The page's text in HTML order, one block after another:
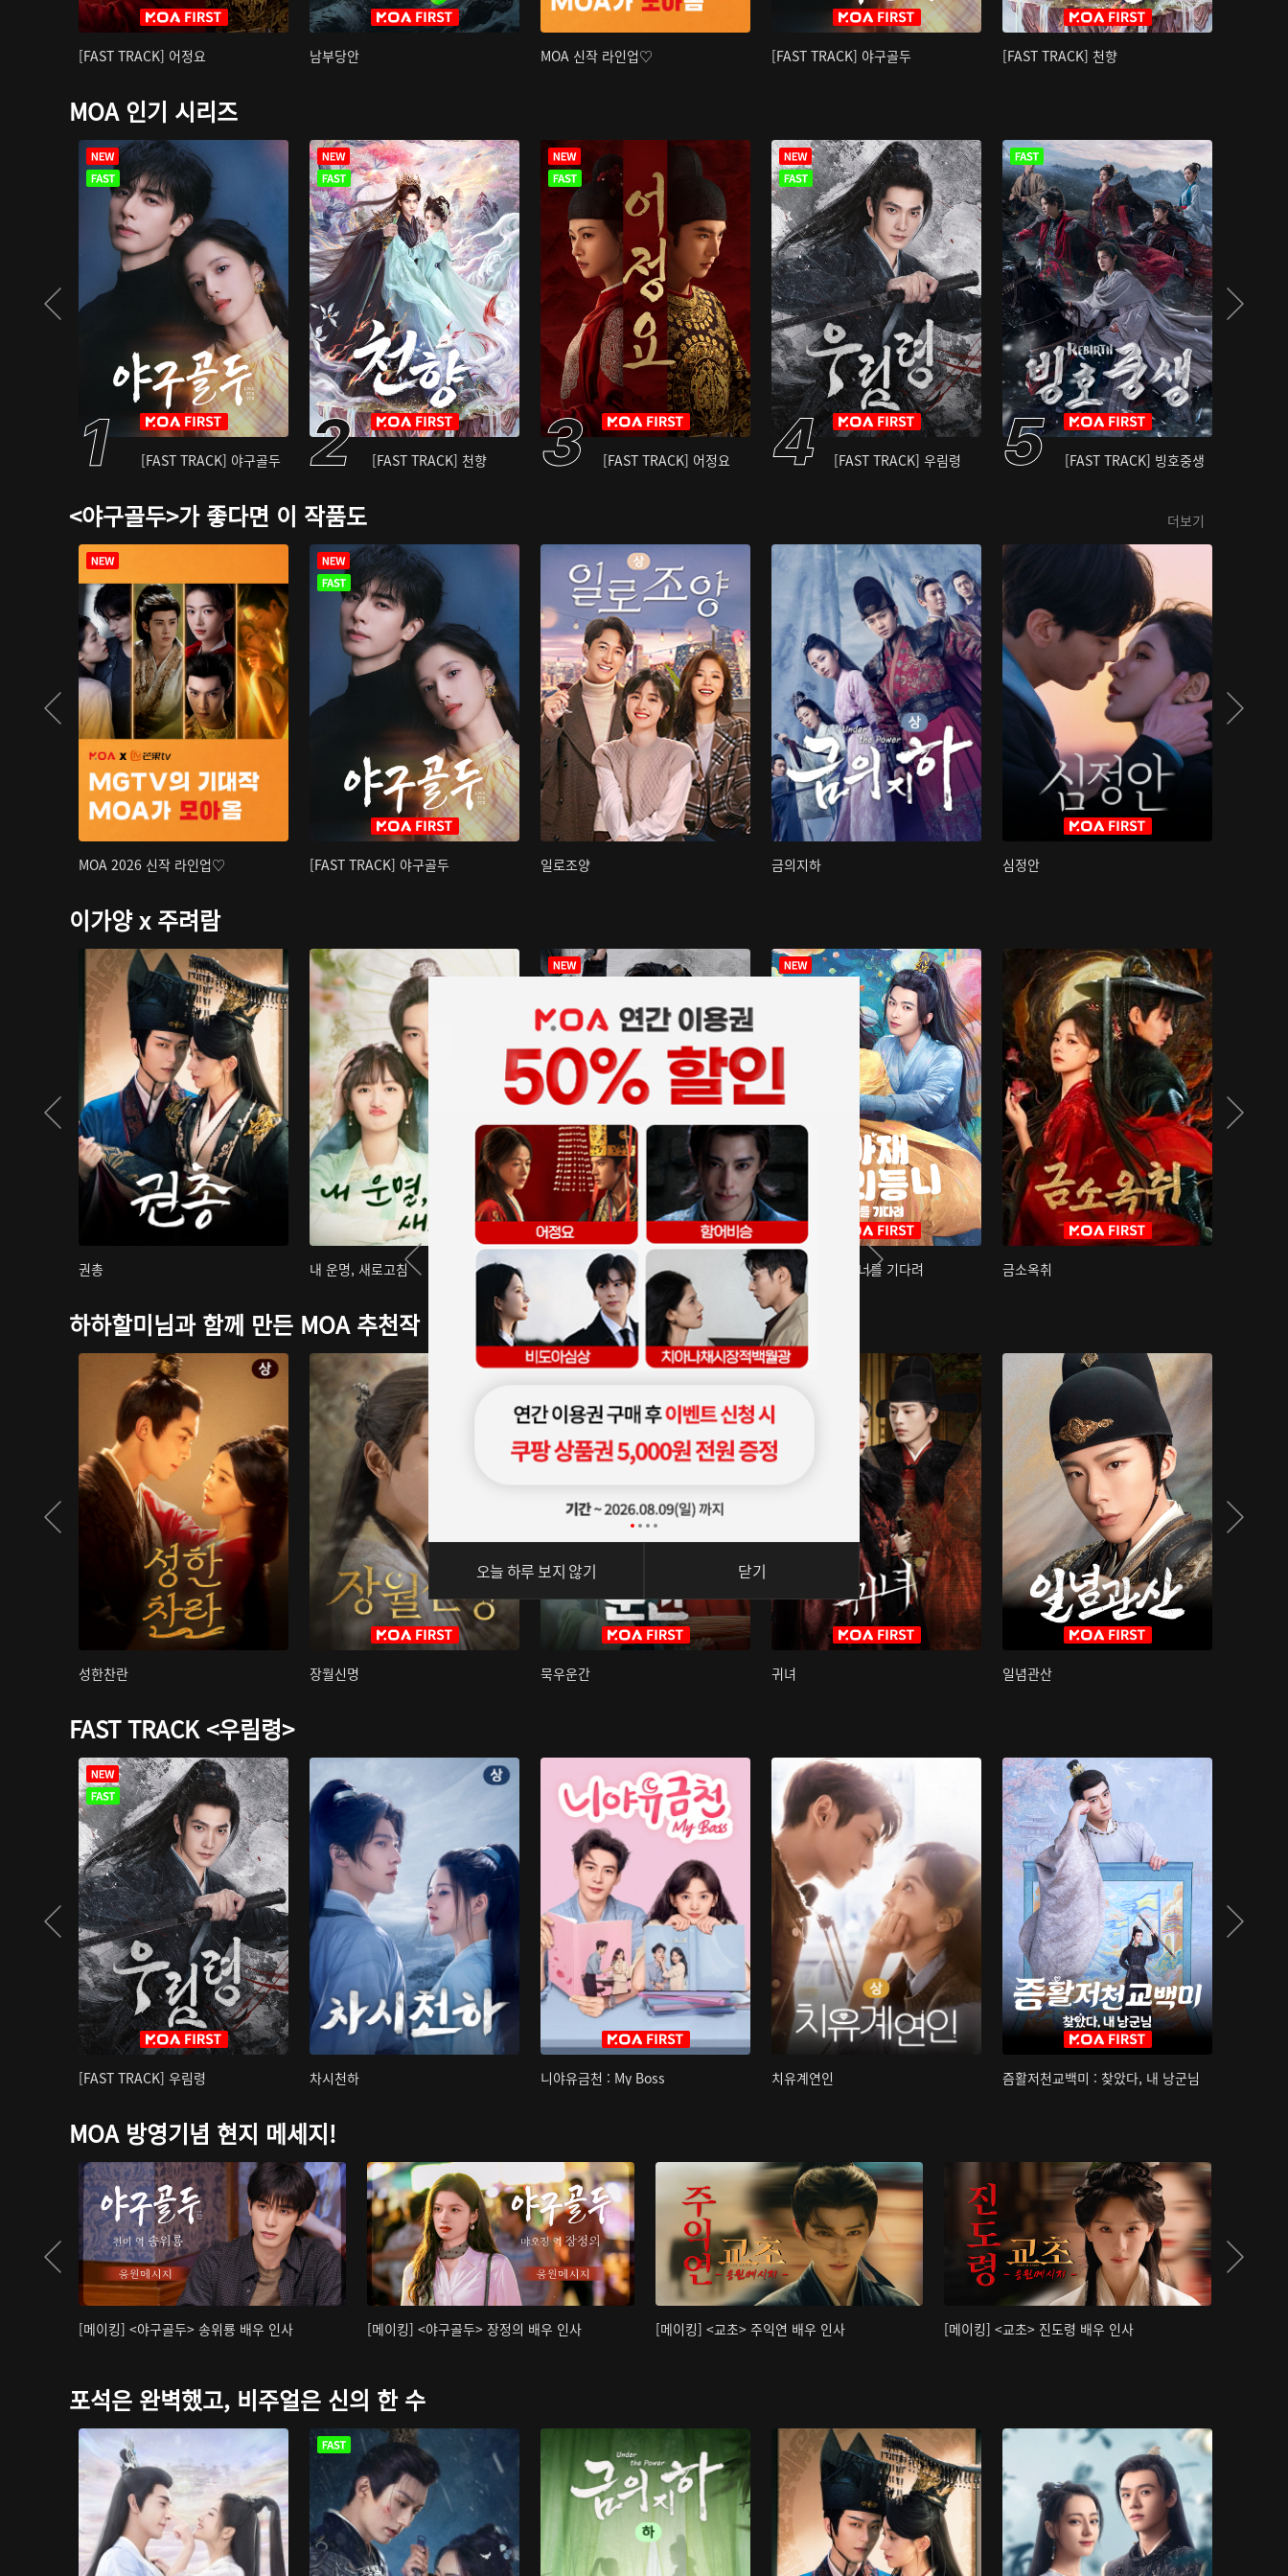
[FAST TRACK] 어정요 남부당안 MOA 신작 라인업♡ [FAST TRACK] 야구골두 [FAST TRACK] 천향
MOA 인기 시리즈
[FAST TRACK] 야구골두 [FAST TRACK] 천향 [FAST TRACK] 어정요 [FAST TRACK] 우림령 [FAST TRACK] 빙호중생
<야구골두>가 좋다면 이 작품도 더보기
MOA 2026 신작 라인업♡ [FAST TRACK] 야구골두 일로조양 금의지하 심정안
이가양 x 주려람
권총 내 운명, 새로고침 아재저리등니 : 너를 기다려 금소옥취
하하할미님과 함께 만든 MOA 추천작
성한찬란 장월신명 묵우운간 귀녀 일념관산
FAST TRACK <우림령>
[FAST TRACK] 우림령 차시천하 니야유금천 : My Boss 치유계연인 즘활저천교백미 : 찾았다, 내 낭군님
MOA 방영기념 현지 메세지!
[메이킹] <야구골두> 송위룡 배우 인사 [메이킹] <야구골두> 장정의 배우 인사 [메이킹] <교초> 주익연 배우 인사 [메이킹] <교초> 진도령 배우 인사
포석은 완벽했고, 비주얼은 신의 한 수
오늘 하루 보지 않기 닫기